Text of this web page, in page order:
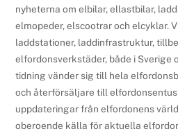
nyheterna om elbilar, ellastbilar,
elmopeder, elscootrar och elcyklar.
laddstationer, laddinfrastruktur,
elfordonsverkstäder, både i Sverige
tidning vänder sig till hela
och återförsäljare till
uppdateringar från elfordonens
oberoende källa för aktuella